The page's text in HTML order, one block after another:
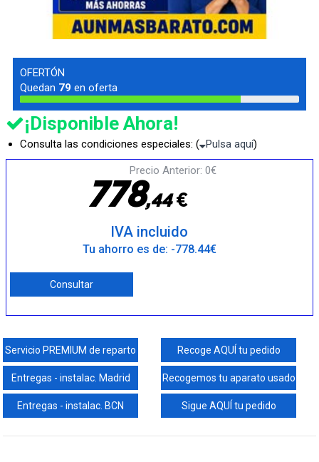
OFERTÓN
Quedan 79 en oferta
¡Disponible Ahora!
Consulta las condiciones especiales: ( Pulsa aquí)
Precio Anterior: 0€
778,44€
IVA incluido
Tu ahorro es de: -778.44€
Consultar
Servicio PREMIUM de reparto Recoge AQUÍ tu pedido
Entregas - instalac. Madrid Recogemos tu aparato usado
Entregas - instalac. BCN Sigue AQUÍ tu pedido